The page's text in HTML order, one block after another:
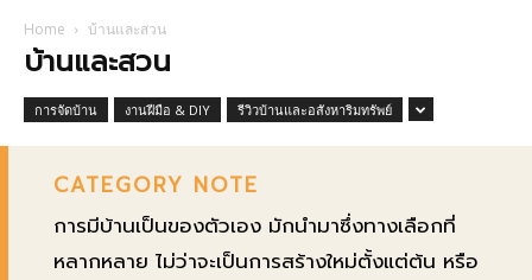
Home บ้านและสวน
บ้านและสวน
การจัดบ้าน งานฝีมือ & DIY รีวิวบ้านและอสังหาริมทรัพย์
CATEGORY NOTE
การมีบ้านเป็นของตัวเอง มักนำมาซึ่งทางเลือกที่
หลากหลาย ไม่ว่าจะเป็นการสร้างใหม่ตั้งแต่ต้น หรือ